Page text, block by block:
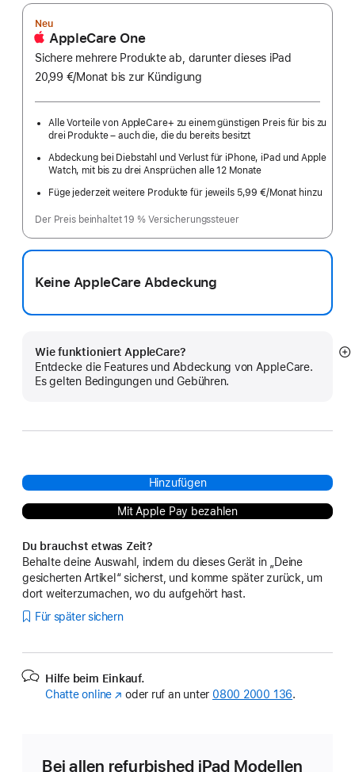
Neu
AppleCare One
Sichere mehrere Produkte ab, darunter dieses iPad
20,99 €/Monat pro
bis zur Kündigung
Alle Vorteile von AppleCare+ zu einem günstigen Preis für bis zu
drei Produkte – auch die, die du bereits besitzt
Abdeckung bei Diebstahl und Verlust für iPhone, iPad und Apple
Watch, mit bis zu drei Ansprüchen alle 12 Monate
Füge jederzeit weitere Produkte für jeweils 5,99 €/Monat hinzu
Der Preis beinhaltet 19 % Versicherungssteuer
Keine AppleCare Abdeckung
Wie funktioniert AppleCare?
Entdecke die Features und Abdeckung von AppleCare.
Es gelten Bedingungen und Gebühren.
Hinzufügen
Mit Apple Pay bezahlen
Du brauchst etwas Zeit?
Behalte deine Auswahl, indem du dieses Gerät in „Deine
gesicherten Artikel“ sicherst, und komme später zurück, um
dort weiterzumachen, wo du aufgehört hast.
Für später sichern
Hilfe beim Einkauf.
Chatte online (Öffnet
oder ruf an unter 0800 2000 136.
Bei allen refurbished iPad Modellen